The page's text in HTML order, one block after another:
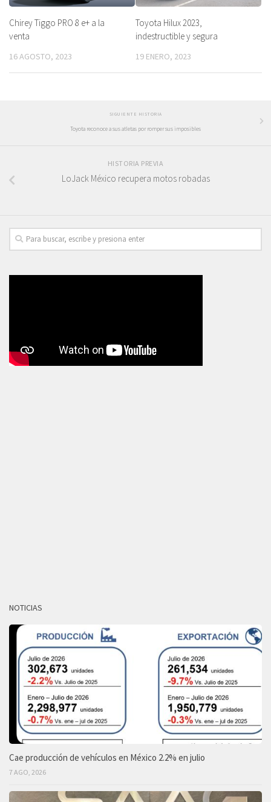
Chirey Tiggo PRO 8 e+ a la
venta
16 AGOSTO, 2023
Toyota Hilux 2023,
indestructible y segura
19 ENERO, 2023
SIGUIENTE HISTORIA
Toyota reconoce a sus atletas por romper sus imposibles
HISTORIA PREVIA
LoJack México recupera motos robadas
NOTICIAS
Cae producción de vehículos en México 2.2% en julio
7 AGO, 2026